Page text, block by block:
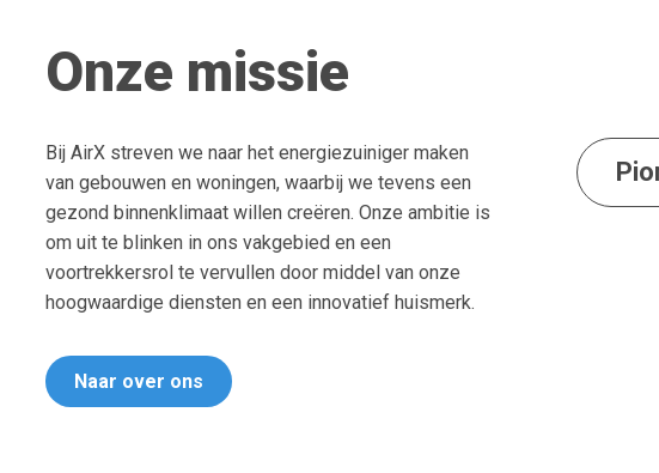
Onze missie
Bij AirX streven we naar het energiezuiniger maken
van gebouwen en woningen, waarbij we tevens een
gezond binnenklimaat willen creëren. Onze ambitie is
om uit te blinken in ons vakgebied en een
voortrekkersrol te vervullen door middel van onze
hoogwaardige diensten en een innovatief huismerk.
Naar over ons